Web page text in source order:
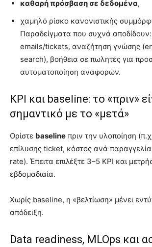
καθαρή πρόσβαση σε δεδομένα,
χαμηλό ρίσκο κανονιστικής
Παραδείγματα που συχνά
emails/tickets, αναζήτηση γνώσης
search), βοήθεια σε πωλητές για
αυτοματοποίηση αναφορών.
KPI και baseline: το «πριν»
σημαντικό με το «μετά»
Ορίστε baseline πριν την υλοποίηση
επίλυσης ticket, κόστος ανά
rate). Έπειτα επιλέξτε 3–5 KPI και
εβδομαδιαία.
Χωρίς baseline, η «βελτίωση» μένει
απόδειξη.
Data readiness, MLOps και